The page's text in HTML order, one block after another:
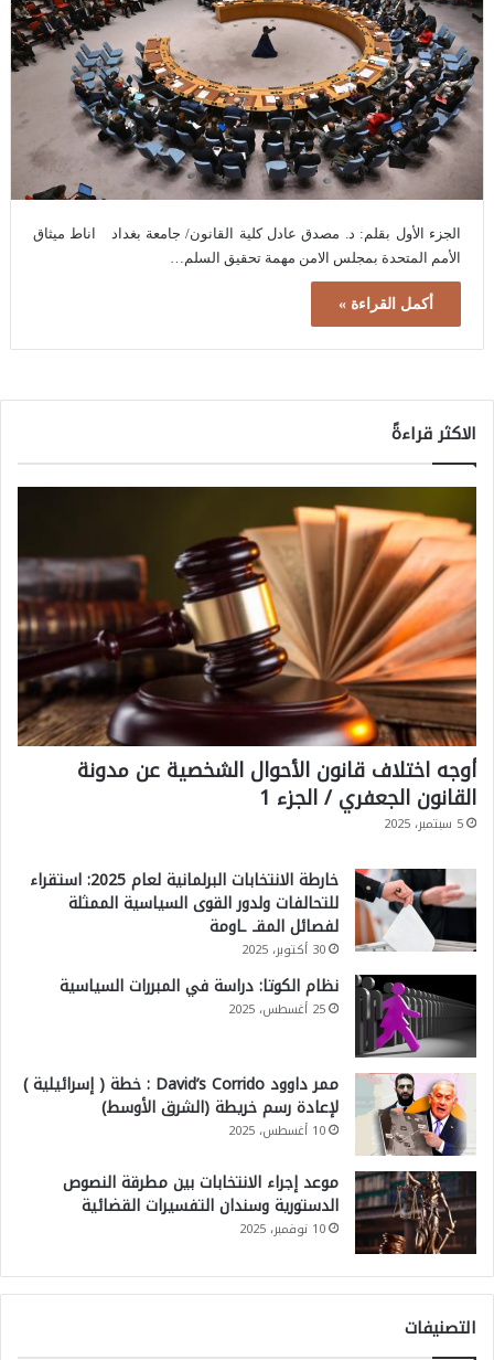
الجزء الأول بقلم: د. مصدق عادل كلية القانون/ جامعة بغداد اناط ميثاق
الأمم المتحدة بمجلس الامن مهمة تحقيق السلم…
أكمل القراءة »
الاكثر قراءةً
أوجه اختلاف قانون الأحوال الشخصية عن مدونة
القانون الجعفري / الجزء 1
5 سبتمبر، 2025
خارطة الانتخابات البرلمانية لعام 2025: استقراء
للتحالفات ولدور القوى السياسية الممثلة
لفصائل المقـ ـاومة
30 أكتوبر، 2025
نظام الكوتا: دراسة في المبررات السياسية
25 أغسطس، 2025
ممر داوود David’s Corrido : خطة ( إسرائيلية )
لإعادة رسم خريطة (الشرق الأوسط)
10 أغسطس، 2025
موعد إجراء الانتخابات بين مطرقة النصوص
الدستورية وسندان التفسيرات القضائية
10 نوفمبر، 2025
التصنيفات